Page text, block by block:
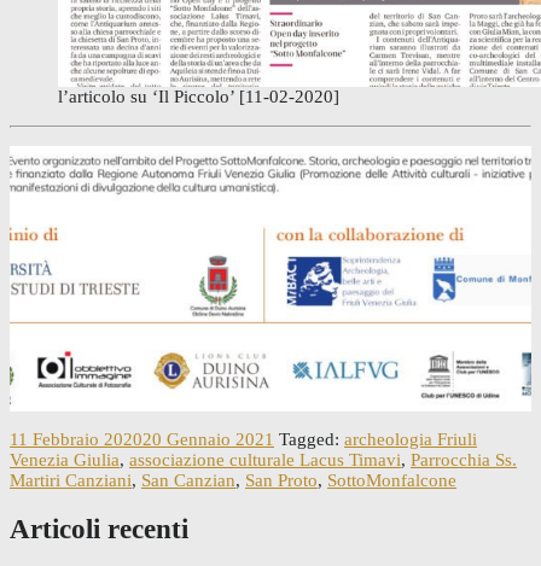
l’articolo su ‘Il Piccolo’ [11-02-2020]
11 Febbraio 202020 Gennaio 2021 Tagged: archeologia Friuli
Venezia Giulia, associazione culturale Lacus Timavi, Parrocchia Ss.
Martiri Canziani, San Canzian, San Proto, SottoMonfalcone
Articoli recenti